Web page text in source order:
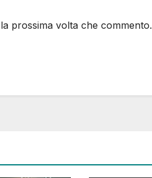
prossima volta che commento.